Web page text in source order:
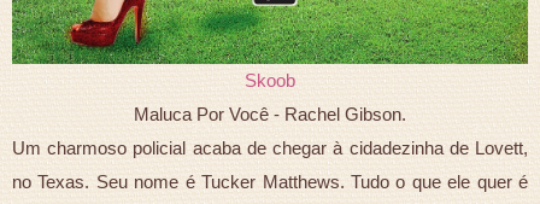
Skoob
Maluca Por Você - Rachel Gibson.
Um charmoso policial acaba de chegar à cidadezinha de Lovett,
no Texas. Seu nome é Tucker Matthews. Tudo o que ele quer é